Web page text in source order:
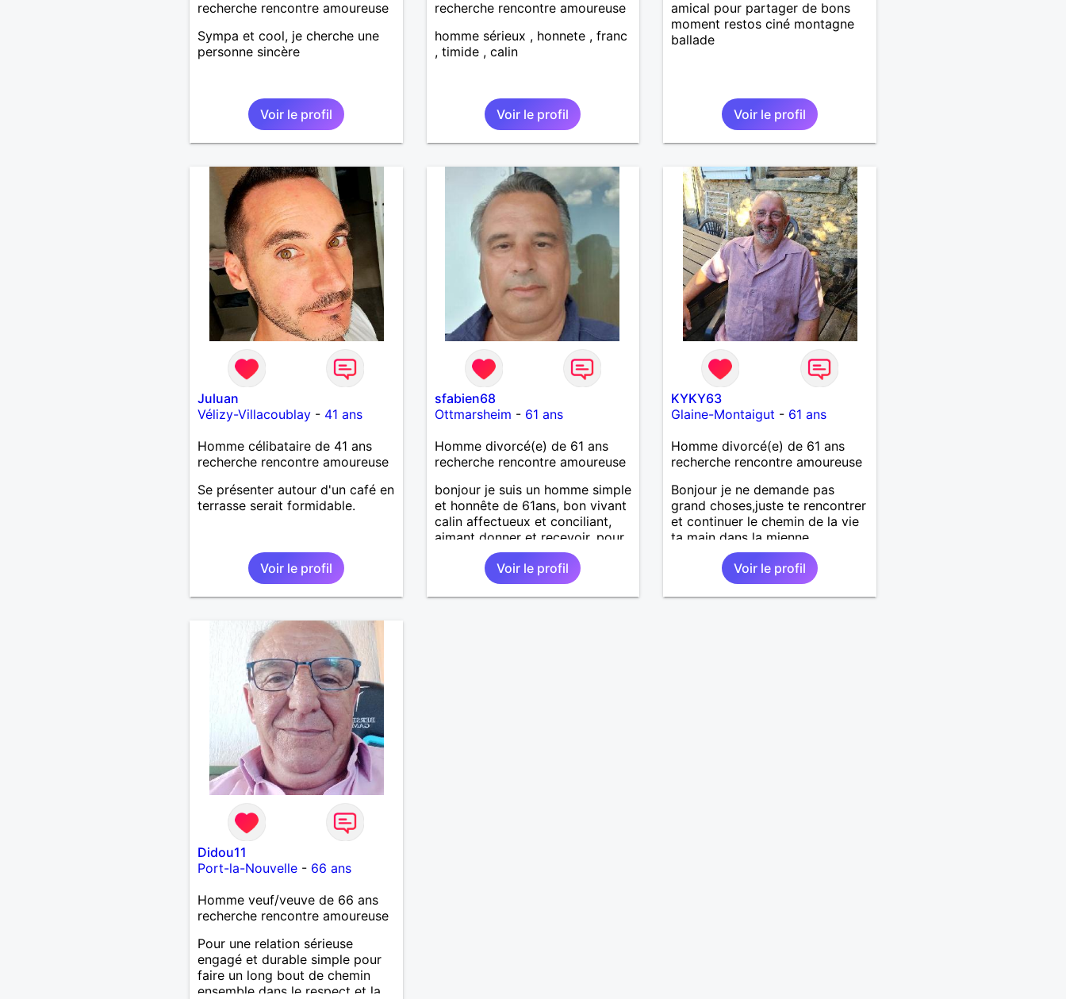
recherche rencontre amoureuse
Sympa et cool, je cherche une
personne sincère
Voir le profil
recherche rencontre amoureuse
homme sérieux , honnete , franc
, timide , calin
Voir le profil
amical pour partager de bons
moment restos ciné montagne
ballade
Voir le profil
Juluan
Vélizy-Villacoublay- 41 ans
Homme célibataire de 41 ans
recherche rencontre amoureuse
Se présenter autour d'un café en
terrasse serait formidable.
Voir le profil
sfabien68
Ottmarsheim - 61 ans
Homme divorcé(e) de 61 ans
recherche rencontre amoureuse
bonjour je suis un homme simple
et honnête de 61ans, bon vivant
calin affectueux et conciliant,
aimant donner et recevoir, pour
m'investir dans une relation
emplie de complicité et
tendresse avec une femme
simple ayant le désir d'une
Voir le profil
KYKY63
Glaine-Montaigut - 61 ans
Homme divorcé(e) de 61 ans
recherche rencontre amoureuse
Bonjour je ne demande pas
grand choses,juste te rencontrer
et continuer le chemin de la vie
ta main dans la mienne
Voir le profil
Didou11
Port-la-Nouvelle- 66 ans
Homme veuf/veuve de 66 ans
recherche rencontre amoureuse
Pour une relation sérieuse
engagé et durable simple pour
faire un long bout de chemin
ensemble dans le respect et la